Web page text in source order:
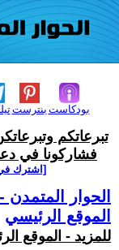
بنترست بودكاست
تبرعاتكم
فشاركونا في
[اشترك في
الحوار المتمدن
الموقع الرئيسي
للمزيد - الموقع